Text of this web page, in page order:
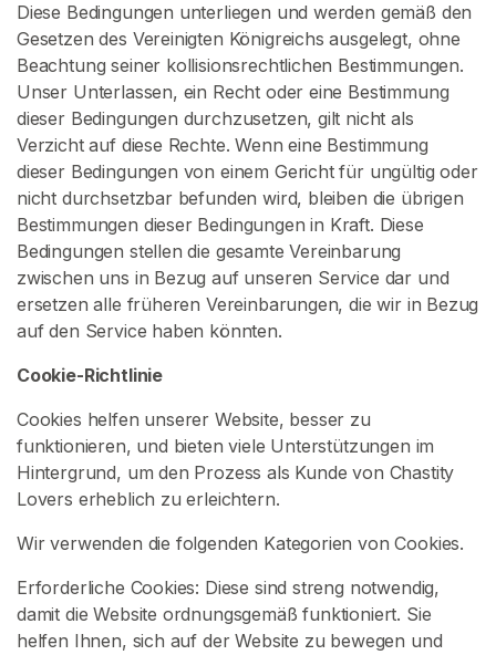
Diese Bedingungen unterliegen und werden gemäß den
Gesetzen des Vereinigten Königreichs ausgelegt, ohne
Beachtung seiner kollisionsrechtlichen Bestimmungen.
Unser Unterlassen, ein Recht oder eine Bestimmung
dieser Bedingungen durchzusetzen, gilt nicht als
Verzicht auf diese Rechte. Wenn eine Bestimmung
dieser Bedingungen von einem Gericht für ungültig oder
nicht durchsetzbar befunden wird, bleiben die übrigen
Bestimmungen dieser Bedingungen in Kraft. Diese
Bedingungen stellen die gesamte Vereinbarung
zwischen uns in Bezug auf unseren Service dar und
ersetzen alle früheren Vereinbarungen, die wir in Bezug
auf den Service haben könnten.
Cookie-Richtlinie
Cookies helfen unserer Website, besser zu
funktionieren, und bieten viele Unterstützungen im
Hintergrund, um den Prozess als Kunde von Chastity
Lovers erheblich zu erleichtern.
Wir verwenden die folgenden Kategorien von Cookies.
Erforderliche Cookies: Diese sind streng notwendig,
damit die Website ordnungsgemäß funktioniert. Sie
helfen Ihnen, sich auf der Website zu bewegen und
S
i
e
n
a
c
h
V
e
r
k
ä
u
f
r
n
I
n
a
l
t